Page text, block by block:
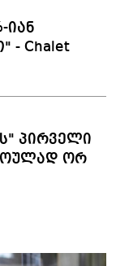
იან
- Chalet
პირველი
ორ